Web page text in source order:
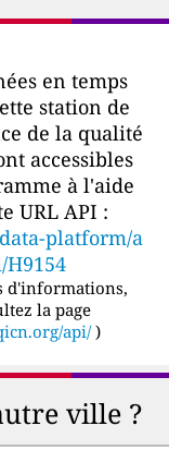
en temps
station de
de la qualité
accessibles
à l'aide
URL API :
platform/a
H9154
d'informations,
la page
api/ )
ville ?